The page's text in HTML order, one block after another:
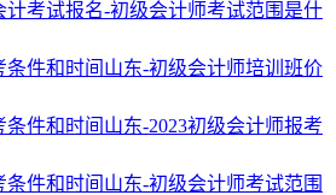
计考试报名-初级会计师考试范围是什
条件和时间山东-初级会计师培训班价
件和时间山东-2023初级会计师报考
件和时间山东-初级会计师考试范围